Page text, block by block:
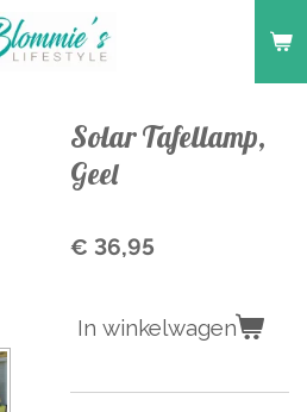
Solar Tafellamp,
Geel
€ 36,95
In winkelwagen